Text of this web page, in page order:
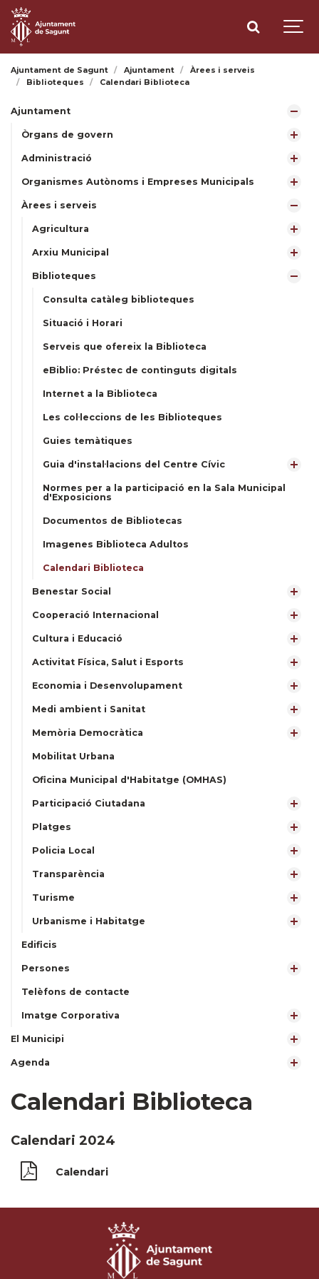
Ajuntament de Sagunt Ajuntament
Àrees i serveis
Biblioteques
Calendari Biblioteca
Ajuntament
Òrgans de govern
Administració
Organismes Autònoms i Empreses Municipals
Àrees i serveis
Agricultura
Arxiu Municipal
Biblioteques
Consulta catàleg biblioteques
Situació i Horari
Serveis que ofereix la Biblioteca
eBiblio: Préstec de continguts digitals
Internet a la Biblioteca
Les col·leccions de les Biblioteques
Guies temàtiques
Guia d'instal·lacions del Centre Cívic
Normes per a la participació en la Sala Municipal
d'Exposicions
Documentos de Bibliotecas
Imagenes Biblioteca Adultos
Calendari Biblioteca
Benestar Social
Cooperació Internacional
Cultura i Educació
Activitat Física, Salut i Esports
Economia i Desenvolupament
Medi ambient i Sanitat
Memòria Democràtica
Mobilitat Urbana
Oficina Municipal d'Habitatge (OMHAS)
Participació Ciutadana
Platges
Policia Local
Transparència
Turisme
Urbanisme i Habitatge
Edificis
Persones
Telèfons de contacte
Imatge Corporativa
El Municipi
Agenda
Calendari Biblioteca
Calendari 2024
Calendari